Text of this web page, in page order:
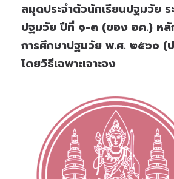
สมุดประจำตัวนักเรียนปฐมวัย ร
ปฐมวัย ปีที่ ๑-๓ (ของ อค.) ห
การศึกษาปฐมวัย พ.ศ. ๒๕๖๐ (
โดยวิธีเฉพาะเจาะจง